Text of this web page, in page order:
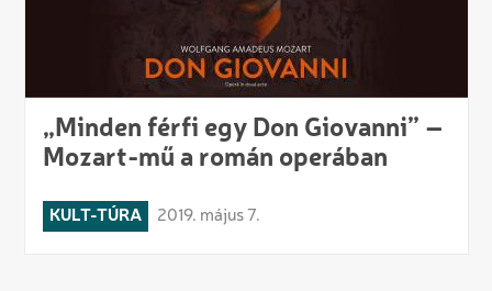
„Minden férfi egy Don Giovanni” –
Mozart-mű a román operában
KULT-TÚRA 2019. május 7.